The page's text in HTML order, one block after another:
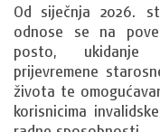
Od siječnja 2026.
odnose se na
posto, ukidanje
prijevremene
života te
korisnicima